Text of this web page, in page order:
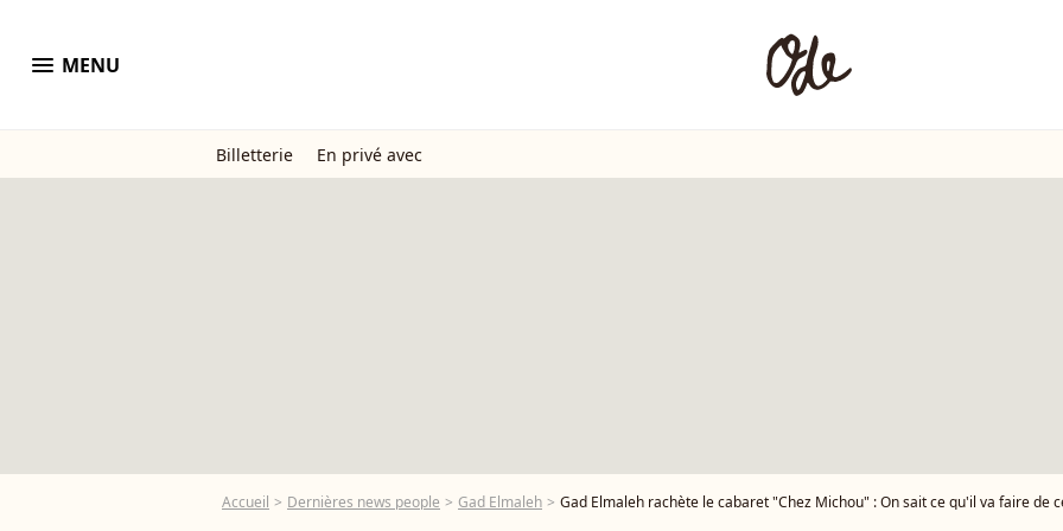
menu MENU
Billetterie En privé avec
Accueil Dernières news people Gad Elmaleh Gad Elmaleh rachète le cabaret "Chez Michou" : On sait ce qu'il va faire de